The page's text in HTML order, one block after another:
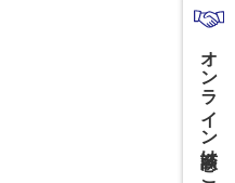
オンライン商談はこちら